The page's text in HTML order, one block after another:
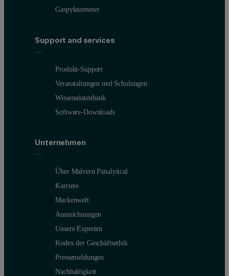
Gaspyknometer
Support and services
Produkt-Support
Veranstaltungen und Schulungen
Wissensdatenbank
Software-Downloads
Unternehmen
Über Malvern Panalytical
Karriere
Markenwelt
Auszeichnungen
Unsere Experten
Kodex der Geschäftsethik
Pressemeldungen
Nachhaltigkeit